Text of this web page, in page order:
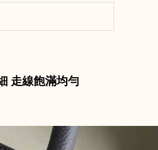
走線飽滿均勻